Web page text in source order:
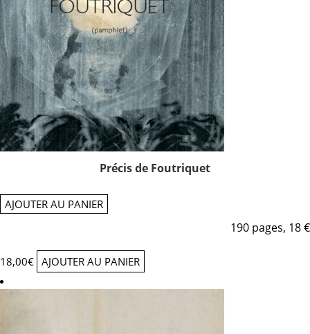
Précis de Foutriquet
AJOUTER AU PANIER
190 pages, 18 €
18,00€ AJOUTER AU PANIER